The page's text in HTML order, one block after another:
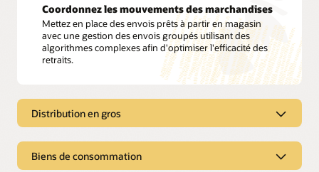
Coordonnez les mouvements des marchandises
Mettez en place des envois prêts à partir en magasin
avec une gestion des envois groupés utilisant des
algorithmes complexes afin d'optimiser l'efficacité des
retraits.
Distribution en gros
Distribution en gros
Biens de consommation